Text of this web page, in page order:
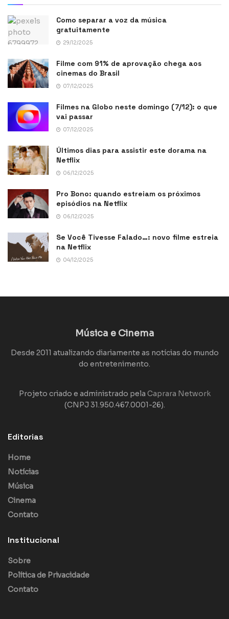
Como separar a voz da música
gratuitamente
29/12/2025
Filme com 91% de aprovação chega aos
cinemas do Brasil
07/12/2025
Filmes na Globo neste domingo (7/12): o que
vai passar
07/12/2025
Últimos dias para assistir este dorama na
Netflix
06/12/2025
Pro Bono: quando estreiam os próximos
episódios na Netflix
06/12/2025
Se Você Tivesse Falado…: novo filme estreia
na Netflix
04/12/2025
Música e Cinema
Desde 2011 atualizando diariamente as notícias do mundo
do entretenimento.
Projeto criado e administrado pela Caprara Network
(CNPJ 31.950.467.0001-26).
Editorias
Home
Notícias
Música
Cinema
Contato
Institucional
Sobre
Política de Privacidade
Contato